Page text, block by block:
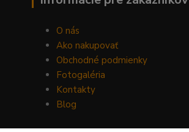
O nás
Ako nakupovať
Obchodné podmienky
Fotogaléria
Kontakty
Blog